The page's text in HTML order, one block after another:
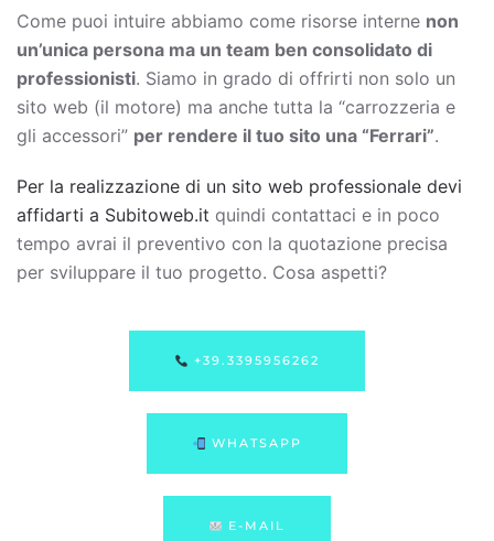
Come puoi intuire abbiamo come risorse interne non
un’unica persona ma un team ben consolidato di
professionisti. Siamo in grado di offrirti non solo un
sito web (il motore) ma anche tutta la “carrozzeria e
gli accessori” per rendere il tuo sito una “Ferrari”.
Per la realizzazione di un sito web professionale devi
affidarti a Subitoweb.it quindi contattaci e in poco
tempo avrai il preventivo con la quotazione precisa
per sviluppare il tuo progetto. Cosa aspetti?
+39.3395956262
WHATSAPP
E-MAIL